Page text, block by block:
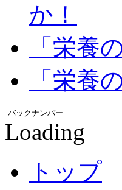
か！
「栄養
「栄養
Loading
トップ